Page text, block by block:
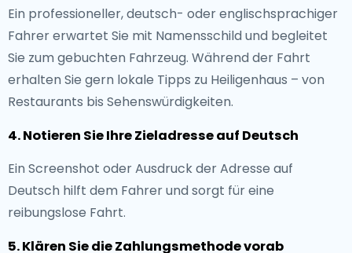
Ein professioneller, deutsch- oder englischsprachiger
Fahrer erwartet Sie mit Namensschild und begleitet
Sie zum gebuchten Fahrzeug. Während der Fahrt
erhalten Sie gern lokale Tipps zu Heiligenhaus – von
Restaurants bis Sehenswürdigkeiten.
4. Notieren Sie Ihre Zieladresse auf Deutsch
Ein Screenshot oder Ausdruck der Adresse auf
Deutsch hilft dem Fahrer und sorgt für eine
reibungslose Fahrt.
5. Klären Sie die Zahlungsmethode vorab